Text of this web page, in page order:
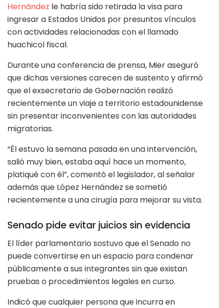
Hernández le habría sido retirada la visa para
ingresar a Estados Unidos por presuntos vínculos
con actividades relacionadas con el llamado
huachicol fiscal.
Durante una conferencia de prensa, Mier aseguró
que dichas versiones carecen de sustento y afirmó
que el exsecretario de Gobernación realizó
recientemente un viaje a territorio estadounidense
sin presentar inconvenientes con las autoridades
migratorias.
“Él estuvo la semana pasada en una intervención,
salió muy bien, estaba aquí hace un momento,
platiqué con él”, comentó el legislador, al señalar
además que López Hernández se sometió
recientemente a una cirugía para mejorar su vista.
Senado pide evitar juicios sin evidencia
El líder parlamentario sostuvo que el Senado no
puede convertirse en un espacio para condenar
públicamente a sus integrantes sin que existan
pruebas o procedimientos legales en curso.
Indicó que cualquier persona que incurra en